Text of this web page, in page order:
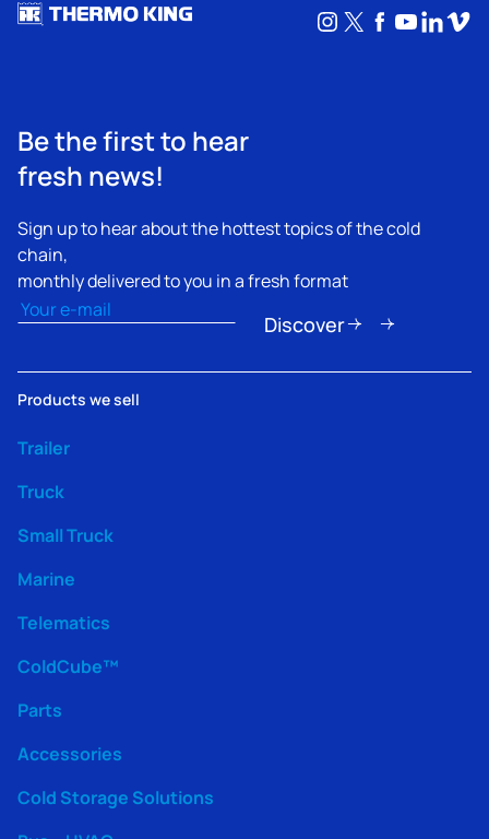
Instagram
X Facebook
Be the first to hear
fresh news!
Sign up to hear about the hottest topics of the cold
chain,
monthly delivered to you in a fresh format
Email(Obligatorio)
Discover
Products we sell
Trailer
Truck
Small Truck
Marine
Telematics
ColdCube™
Parts
Accessories
Cold Storage Solutions